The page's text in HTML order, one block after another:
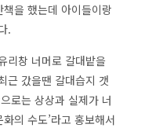
을 했는데 아이들이랑
.
리창 너머로 갈대밭을
근 갔을땐 갈대습지 갯
로는 상상과 실제가 너
의 수도’라고 홍보해서